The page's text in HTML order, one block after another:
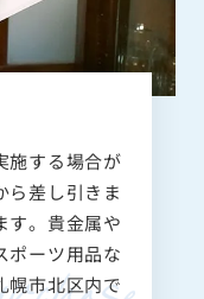
施する場合が
ら差し引きま
す。貴金属や
ポーツ用品な
幌市北区内で